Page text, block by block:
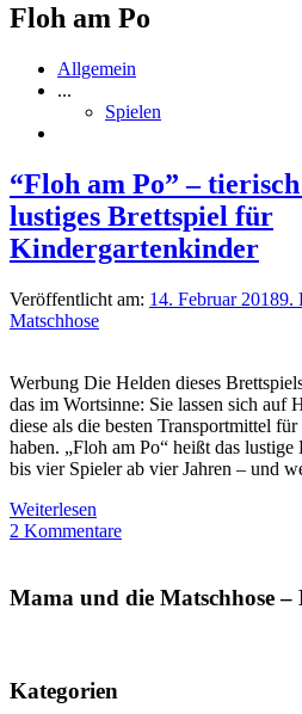
Floh am Po
Allgemein
...
Spielen
“Floh am Po” –
lustiges Brettspiel für
Kindergartenkinder
Veröffentlicht am: 14. Februar 20189.
Matschhose
Werbung Die Helden dieses
das im Wortsinne: Sie lassen sich auf
diese als die besten Transportmittel
haben. „Floh am Po“ heißt das
bis vier Spieler ab vier Jahren – und
Weiterlesen
2 Kommentare
Mama und die Matschhose
Kategorien